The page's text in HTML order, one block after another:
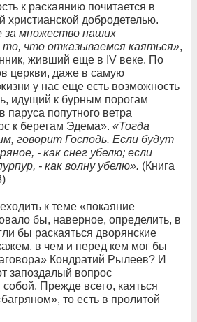
к раскаянию почитается в
христианской добродетелью.
за множество наших
то, что отказываемся каяться»,
живший еще в IV веке. По
церкви, даже в самую
у нас еще есть возможность
идущий к бурным порогам
паруса попутного ветра
к берегам Эдема». «Тогда
говорит Господь. Если будут
- как снег убелю; если
- как волну убелю». (Книга
к теме «покаяние
бы, наверное, определить, в
бы раскаяться дворянские
в чем и перед кем мог бы
Кондратий Рылеев? И
запоздалый вопрос
Прежде всего, каяться
то есть в пролитой